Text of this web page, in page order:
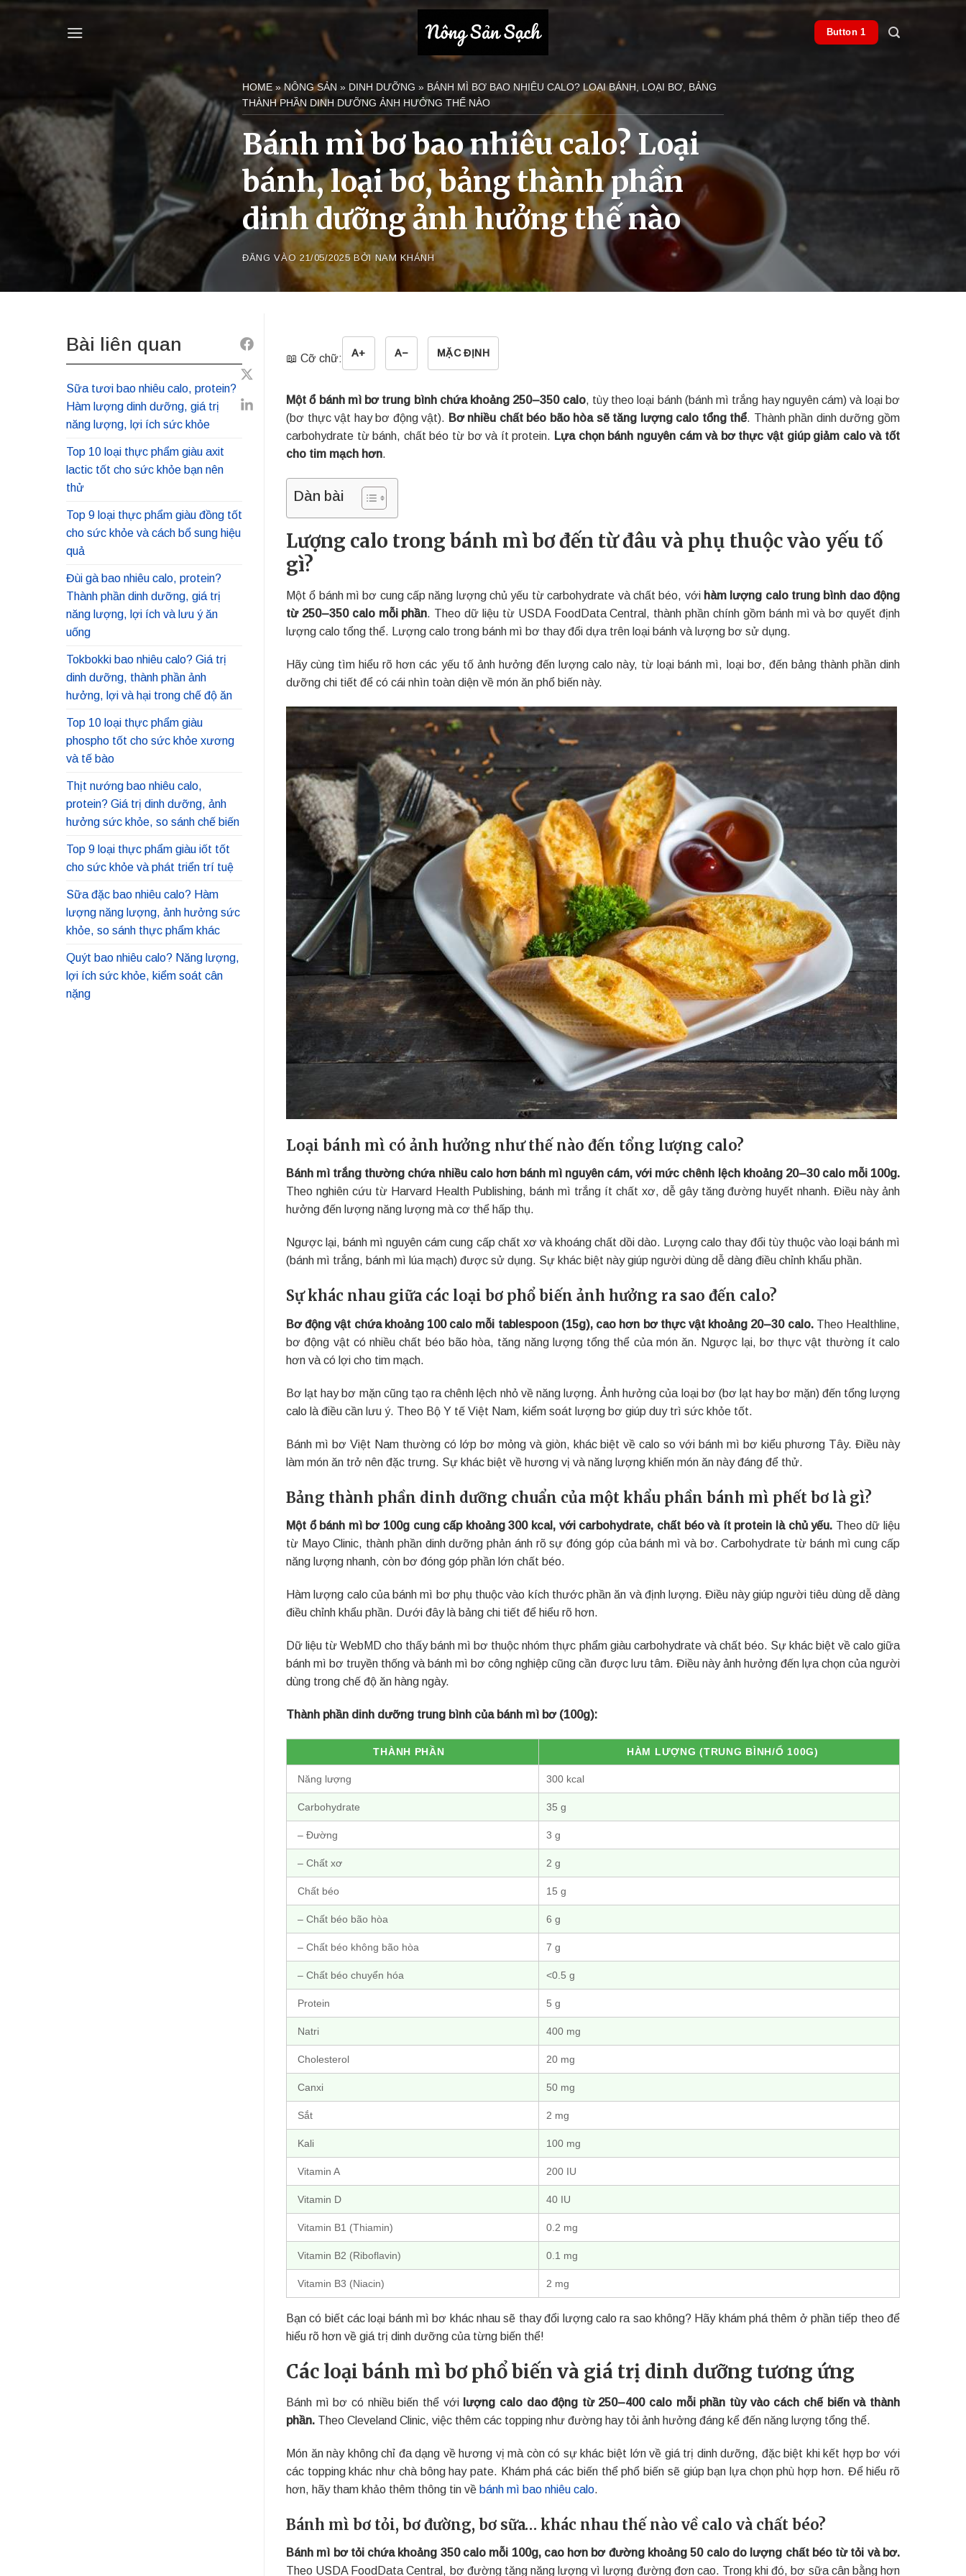
Button 1
HOME »NÔNG SẢN » DINH DƯỠNG » BÁNH MÌ BƠ BAO NHIÊU CALO? LOẠI BÁNH, LOẠI BƠ, BẢNG
THÀNH PHẦN DINH DƯỠNG ẢNH HƯỞNG THẾ NÀO
Bánh mì bơ bao nhiêu calo? Loại
bánh, loại bơ, bảng thành phần
dinh dưỡng ảnh hưởng thế nào
ĐĂNG VÀO 21/05/2025 BỞI NAM KHÁNH
Bài liên quan
Sữa tươi bao nhiêu calo, protein?
Hàm lượng dinh dưỡng, giá trị
năng lượng, lợi ích sức khỏe
Top 10 loại thực phẩm giàu axit
lactic tốt cho sức khỏe bạn nên
thử
Top 9 loại thực phẩm giàu đồng tốt
cho sức khỏe và cách bổ sung hiệu
quả
Đùi gà bao nhiêu calo, protein?
Thành phần dinh dưỡng, giá trị
năng lượng, lợi ích và lưu ý ăn
uống
Tokbokki bao nhiêu calo? Giá trị
dinh dưỡng, thành phần ảnh
hưởng, lợi và hại trong chế độ ăn
Top 10 loại thực phẩm giàu
phospho tốt cho sức khỏe xương
và tế bào
Thịt nướng bao nhiêu calo,
protein? Giá trị dinh dưỡng, ảnh
hưởng sức khỏe, so sánh chế biến
Top 9 loại thực phẩm giàu iốt tốt
cho sức khỏe và phát triển trí tuệ
Sữa đặc bao nhiêu calo? Hàm
lượng năng lượng, ảnh hưởng sức
khỏe, so sánh thực phẩm khác
Quýt bao nhiêu calo? Năng lượng,
lợi ích sức khỏe, kiểm soát cân
nặng
📖 Cỡ chữ: A+ A− MẶC ĐỊNH
Một ổ bánh mì bơ trung bình chứa khoảng 250–350 calo, tùy theo loại bánh (bánh mì trắng hay nguyên cám) và loại bơ
(bơ thực vật hay bơ động vật). Bơ nhiều chất béo bão hòa sẽ tăng lượng calo tổng thể. Thành phần dinh dưỡng gồm
carbohydrate từ bánh, chất béo từ bơ và ít protein. Lựa chọn bánh nguyên cám và bơ thực vật giúp giảm calo và tốt
cho tim mạch hơn.
Dàn bài
Lượng calo trong bánh mì bơ đến từ đâu và phụ thuộc vào yếu tố
gì?
Một ổ bánh mì bơ cung cấp năng lượng chủ yếu từ carbohydrate và chất béo, với hàm lượng calo trung bình dao động
từ 250–350 calo mỗi phần. Theo dữ liệu từ USDA FoodData Central, thành phần chính gồm bánh mì và bơ quyết định
lượng calo tổng thể. Lượng calo trong bánh mì bơ thay đổi dựa trên loại bánh và lượng bơ sử dụng.
Hãy cùng tìm hiểu rõ hơn các yếu tố ảnh hưởng đến lượng calo này, từ loại bánh mì, loại bơ, đến bảng thành phần dinh
dưỡng chi tiết để có cái nhìn toàn diện về món ăn phổ biến này.
Loại bánh mì có ảnh hưởng như thế nào đến tổng lượng calo?
Bánh mì trắng thường chứa nhiều calo hơn bánh mì nguyên cám, với mức chênh lệch khoảng 20–30 calo mỗi 100g.
Theo nghiên cứu từ Harvard Health Publishing, bánh mì trắng ít chất xơ, dễ gây tăng đường huyết nhanh. Điều này ảnh
hưởng đến lượng năng lượng mà cơ thể hấp thụ.
Ngược lại, bánh mì nguyên cám cung cấp chất xơ và khoáng chất dồi dào. Lượng calo thay đổi tùy thuộc vào loại bánh mì
(bánh mì trắng, bánh mì lúa mạch) được sử dụng. Sự khác biệt này giúp người dùng dễ dàng điều chỉnh khẩu phần.
Sự khác nhau giữa các loại bơ phổ biến ảnh hưởng ra sao đến calo?
Bơ động vật chứa khoảng 100 calo mỗi tablespoon (15g), cao hơn bơ thực vật khoảng 20–30 calo.Theo Healthline,
bơ động vật có nhiều chất béo bão hòa, tăng năng lượng tổng thể của món ăn. Ngược lại, bơ thực vật thường ít calo
hơn và có lợi cho tim mạch.
Bơ lạt hay bơ mặn cũng tạo ra chênh lệch nhỏ về năng lượng. Ảnh hưởng của loại bơ (bơ lạt hay bơ mặn) đến tổng lượng
calo là điều cần lưu ý. Theo Bộ Y tế Việt Nam, kiểm soát lượng bơ giúp duy trì sức khỏe tốt.
Bánh mì bơ Việt Nam thường có lớp bơ mỏng và giòn, khác biệt về calo so với bánh mì bơ kiểu phương Tây. Điều này
làm món ăn trở nên đặc trưng. Sự khác biệt về hương vị và năng lượng khiến món ăn này đáng để thử.
Bảng thành phần dinh dưỡng chuẩn của một khẩu phần bánh mì phết bơ là gì?
Một ổ bánh mì bơ 100g cung cấp khoảng 300 kcal, với carbohydrate, chất béo và ít protein là chủ yếu. Theo dữ liệu
từ Mayo Clinic, thành phần dinh dưỡng phản ánh rõ sự đóng góp của bánh mì và bơ. Carbohydrate từ bánh mì cung cấp
năng lượng nhanh, còn bơ đóng góp phần lớn chất béo.
Hàm lượng calo của bánh mì bơ phụ thuộc vào kích thước phần ăn và định lượng. Điều này giúp người tiêu dùng dễ dàng
điều chỉnh khẩu phần. Dưới đây là bảng chi tiết để hiểu rõ hơn.
Dữ liệu từ WebMD cho thấy bánh mì bơ thuộc nhóm thực phẩm giàu carbohydrate và chất béo. Sự khác biệt về calo giữa
bánh mì bơ truyền thống và bánh mì bơ công nghiệp cũng cần được lưu tâm. Điều này ảnh hưởng đến lựa chọn của người
dùng trong chế độ ăn hàng ngày.
Thành phần dinh dưỡng trung bình của bánh mì bơ (100g):
THÀNH PHẦN HÀM LƯỢNG (TRUNG BÌNH/Ổ 100G)
Năng lượng 300 kcal
Carbohydrate 35 g
– Đường 3 g
– Chất xơ 2 g
Chất béo 15 g
– Chất béo bão hòa 6 g
– Chất béo không bão hòa 7 g
– Chất béo chuyển hóa <0.5 g
Protein 5 g
Natri 400 mg
Cholesterol 20 mg
Canxi 50 mg
Sắt 2 mg
Kali 100 mg
Vitamin A 200 IU
Vitamin D 40 IU
Vitamin B1 (Thiamin) 0.2 mg
Vitamin B2 (Riboflavin) 0.1 mg
Vitamin B3 (Niacin) 2 mg
Bạn có biết các loại bánh mì bơ khác nhau sẽ thay đổi lượng calo ra sao không? Hãy khám phá thêm ở phần tiếp theo để
hiểu rõ hơn về giá trị dinh dưỡng của từng biến thể!
Các loại bánh mì bơ phổ biến và giá trị dinh dưỡng tương ứng
Bánh mì bơ có nhiều biến thể với lượng calo dao động từ 250–400 calo mỗi phần tùy vào cách chế biến và thành
phần. Theo Cleveland Clinic, việc thêm các topping như đường hay tỏi ảnh hưởng đáng kể đến năng lượng tổng thể.
Món ăn này không chỉ đa dạng về hương vị mà còn có sự khác biệt lớn về giá trị dinh dưỡng, đặc biệt khi kết hợp bơ với
các topping khác như chà bông hay pate. Khám phá các biến thể phổ biến sẽ giúp bạn lựa chọn phù hợp hơn. Để hiểu rõ
hơn, hãy tham khảo thêm thông tin về bánh mì bao nhiêu calo
Bánh mì bơ tỏi, bơ đường, bơ sữa… khác nhau thế nào về calo và chất béo?
Bánh mì bơ tỏi chứa khoảng 350 calo mỗi 100g, cao hơn bơ đường khoảng 50 calo do lượng chất béo từ tỏi và bơ.
Theo USDA FoodData Central, bơ đường tăng năng lượng vì lượng đường đơn cao. Trong khi đó, bơ sữa cân bằng hơn
Share
to
Share
to
Share